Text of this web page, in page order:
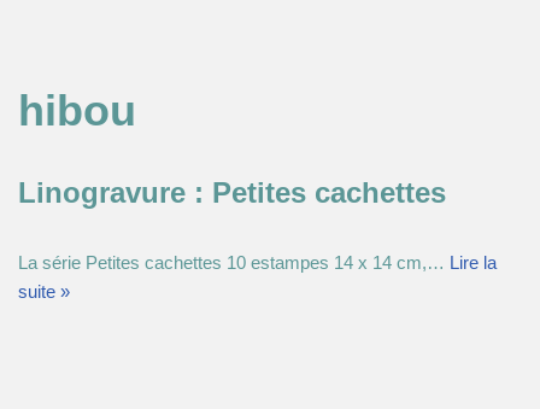
hibou
Linogravure : Petites cachettes
La série Petites cachettes 10 estampes 14 x 14 cm,… Lire la
suite »